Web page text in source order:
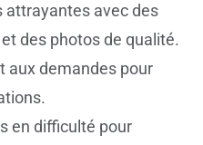
attrayantes avec des
des photos de qualité.
aux demandes pour
en difficulté pour